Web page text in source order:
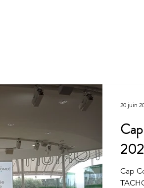
Cap
TACHOIRE de chez Cap
20 juin